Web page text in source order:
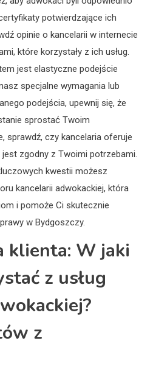
potwierdzające ich
opinie o kancelarii w internecie
które korzystały z ich usług.
jest elastyczne podejście
specjalne wymagania lub
podejścia, upewnij się, że
sprostać Twoim
sprawdź, czy kancelaria oferuje
zgodny z Twoimi potrzebami.
kwestii możesz
kancelarii adwokackiej, która
i pomoże Ci skutecznie
w Bydgoszczy.
klienta: W jaki
z usług
z